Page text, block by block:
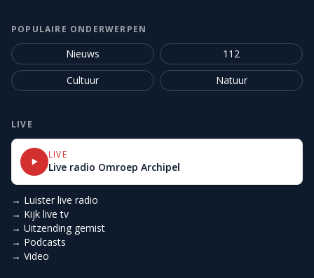
POPULAIRE ONDERWERPEN
Nieuws
112
Cultuur
Natuur
LIVE
LIVE
Live radio Omroep Archipel
→ Luister live radio
→ Kijk live tv
→ Uitzending gemist
→ Podcasts
→ Video